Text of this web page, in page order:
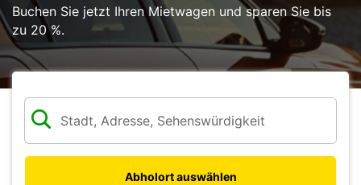
Buchen Sie jetzt Ihren Mietwagen und sparen Sie bis
zu 20 %.
Abholort auswählen